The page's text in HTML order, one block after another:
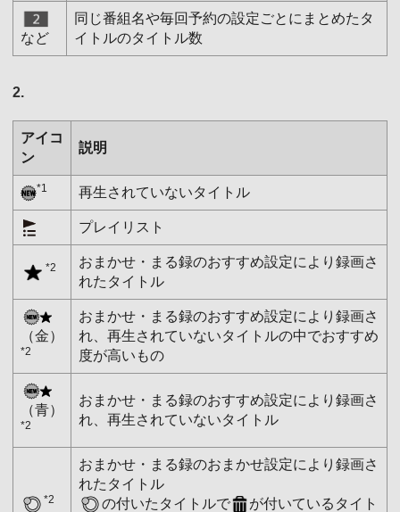
など
同じ番組名や毎回予約の設定ごとにまとめたタ
イトルのタイトル数
2.
アイコ
ン
説明
*1 再生されていないタイトル
プレイリスト
*2
おまかせ・まる録のおすすめ設定により録画さ
れたタイトル
（金）
*2
おまかせ・まる録のおすすめ設定により録画さ
れ、再生されていないタイトルの中でおすすめ
度が高いもの
（青）
*2
おまかせ・まる録のおすすめ設定により録画さ
れ、再生されていないタイトル
*2
おまかせ・まる録のおまかせ設定により録画さ
れたタイトル
の付いたタイトルで
が付いているタイト